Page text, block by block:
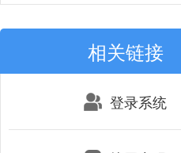
相关链接
登录系统